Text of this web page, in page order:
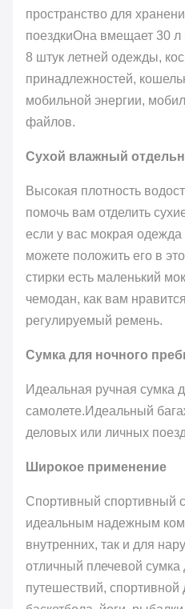
пространство для
поездкиОна вмещает 30 л
8 штук летней одежды,
принадлежностей,
мобильной энергии,
файлов.
Сухой влажный
Высокая плотность
помочь вам отделить
если у вас мокрая
можете положить его в
стирки есть маленький
чемодан, как вам
регулируемый ремень.
Сумка для ночного
Идеальная ручная сумка
самолете.Идеальный
деловых или личных
Широкое применение
Спортивный спортивный
идеальным надежным
внутренних, так и для
отличный плечевой сумка
путешествий, спортивной